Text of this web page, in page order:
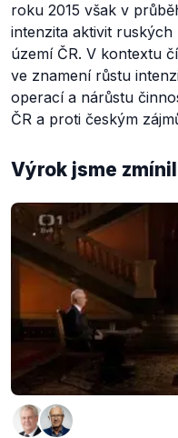
roku 2015 však v
intenzita aktivit
území ČR. V kontextu
ve znamení růstu
operací a nárůstu
ČR a proti českým
Výrok jsme